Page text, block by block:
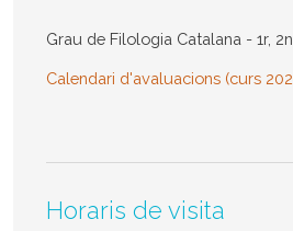
Grau de Filologia Catalana - 1r,
Calendari d'avaluacions (curs
Horaris de visita